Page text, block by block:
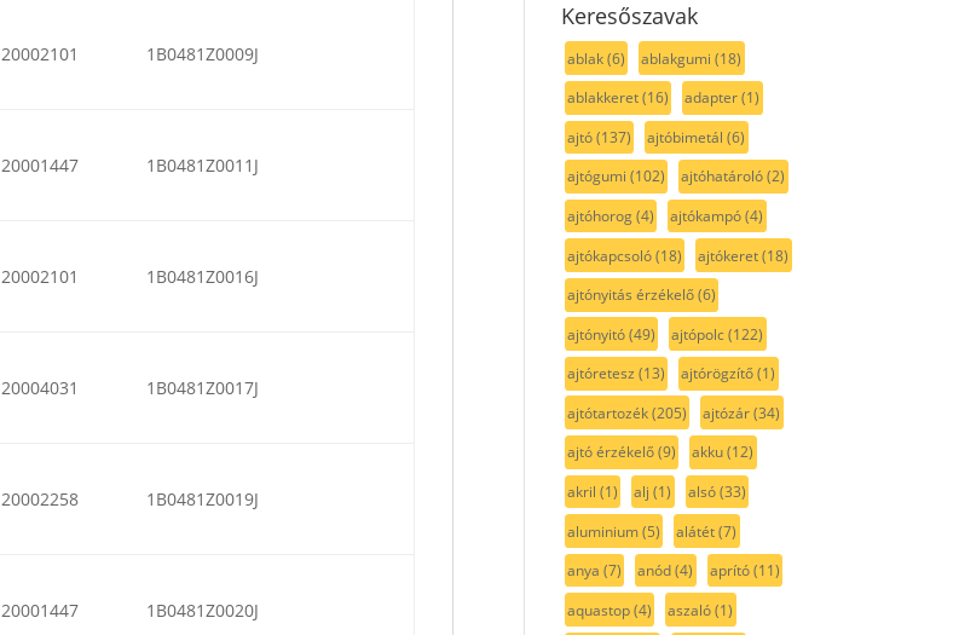
20002101 1B0481Z0009J
20001447 1B0481Z0011J
20002101 1B0481Z0016J
20004031 1B0481Z0017J
20002258 1B0481Z0019J
20001447 1B0481Z0020J
Keresőszavak
ablak(6) ablakgumi (18)
ablakkeret(16) adapter(1)
ajtó(137) ajtóbimetál (6)
ajtógumi (102) ajtóhatároló(2)
ajtóhorog(4) ajtókampó(4)
ajtókapcsoló(18) ajtókeret(18)
ajtónyitás érzékelő(6)
ajtónyitó(49) ajtópolc(122)
ajtóretesz (13) ajtórögzítő(1)
ajtótartozék(205) ajtózár(34)
ajtó érzékelő(9) akku(12)
akril (1) alj (1) alsó(33)
aluminium(5) alátét(7)
anya (7) anód(4) aprító(11)
aquastop(4) aszaló(1)